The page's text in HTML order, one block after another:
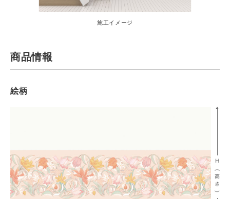
施工イメージ
商品情報
絵柄